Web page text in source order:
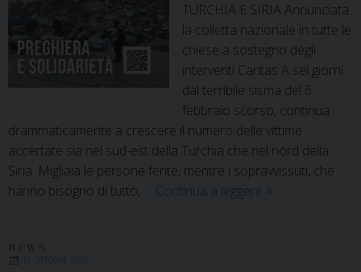
TURCHIA E SIRIA Annunciata
la colletta nazionale in tutte le
chiese a sostegno degli
interventi Caritas A sei giorni
dal terribile sisma del 6
febbraio scorso, continua
drammaticamente a crescere il numero delle vittime
accertate sia nel sud-est della Turchia che nel nord della
Siria. Migliaia le persone ferite, mentre i sopravvissuti, che
hanno bisogno di tutto, … Continua a leggere Terremoto
»
16 OTTOBRE 2022